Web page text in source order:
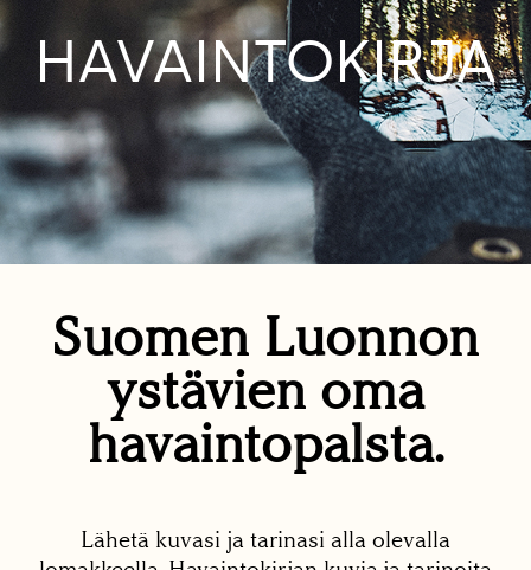
HAVAINTOKIRJA
Suomen Luonnon
ystävien oma
havaintopalsta.
Lähetä kuvasi ja tarinasi alla olevalla